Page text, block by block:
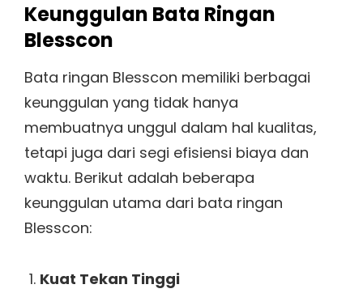
Keunggulan Bata Ringan
Blesscon
Bata ringan Blesscon memiliki berbagai
keunggulan yang tidak hanya
membuatnya unggul dalam hal kualitas,
tetapi juga dari segi efisiensi biaya dan
waktu. Berikut adalah beberapa
keunggulan utama dari bata ringan
Blesscon:
Kuat Tekan Tinggi